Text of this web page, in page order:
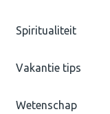
Spiritualiteit
Vakantie tips
Wetenschap